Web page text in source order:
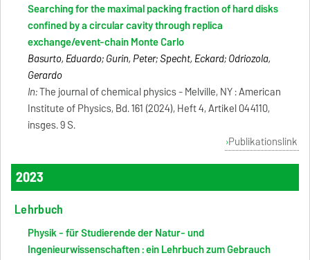
Searching for the maximal packing fraction of hard disks
confined by a circular cavity through replica
exchange/event-chain Monte Carlo
Basurto, Eduardo; Gurin, Peter; Specht, Eckard; Odriozola,
Gerardo
In:The journal of chemical physics - Melville, NY : American
Institute of Physics, Bd. 161 (2024), Heft 4, Artikel 044110,
insges. 9 S.
Publikationslink
2023
Lehrbuch
Physik - für Studierende der Natur- und
Ingenieurwissenschaften : ein Lehrbuch zum Gebrauch